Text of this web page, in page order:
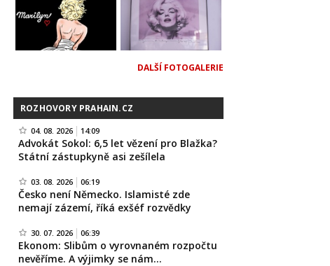
DALŠÍ FOTOGALERIE
ROZHOVORY PRAHAIN.CZ
04. 08. 2026 14:09
Advokát Sokol: 6,5 let vězení pro Blažka?
Státní zástupkyně asi zešílela
03. 08. 2026 06:19
Česko není Německo. Islamisté zde
nemají zázemí, říká exšéf rozvědky
30. 07. 2026 06:39
Ekonom: Slibům o vyrovnaném rozpočtu
nevěříme. A výjimky se nám…